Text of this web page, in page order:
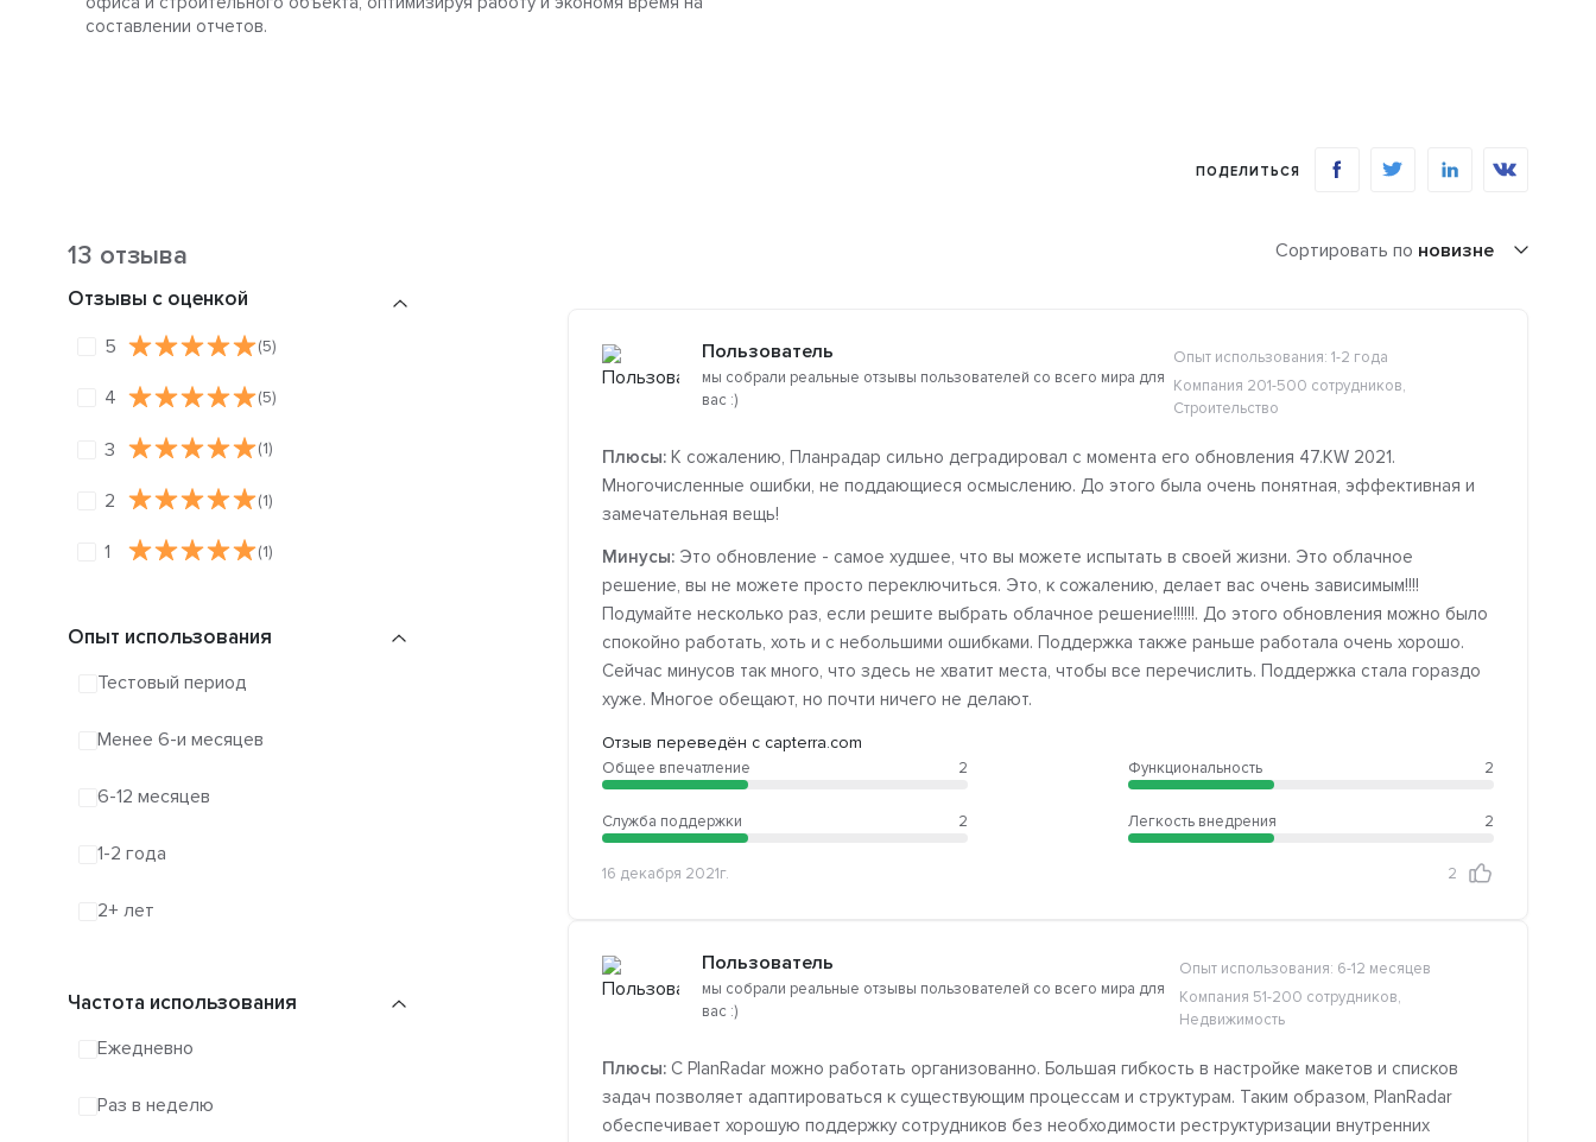
составлении отчетов.
ПОДЕЛИТЬСЯ
13 отзыва Сортировать по новизне
Отзывы с оценкой
5 (5)
4 (5)
3 (1)
2 (1)
1 (1)
Опыт использования
Тестовый период
Менее 6-и месяцев
6-12 месяцев
1-2 года
2+ лет
Частота использования
Ежедневно
Раз в неделю
Пользователь
мы собрали реальные отзывы пользователей со всего мира для
вас :)
Опыт использования: 1-2 года
Компания 201-500 сотрудников,
Строительство
Плюсы: К сожалению, Планрадар сильно деградировал с момента его обновления 47.KW 2021.
Многочисленные ошибки, не поддающиеся осмыслению. До этого была очень понятная, эффективная и
замечательная вещь!
Минусы: Это обновление - самое худшее, что вы можете испытать в своей жизни. Это облачное
решение, вы не можете просто переключиться. Это, к сожалению, делает вас очень зависимым!!!!
Подумайте несколько раз, если решите выбрать облачное решение!!!!!!. До этого обновления можно было
спокойно работать, хоть и с небольшими ошибками. Поддержка также раньше работала очень хорошо.
Сейчас минусов так много, что здесь не хватит места, чтобы все перечислить. Поддержка стала гораздо
хуже. Многое обещают, но почти ничего не делают.
Отзыв переведён с capterra.com
Общее впечатление 2
Служба поддержки 2
Функциональность 2
Легкость внедрения 2
16 декабря 2021г. 2
Пользователь
мы собрали реальные отзывы пользователей со всего мира для
вас :)
Опыт использования: 6-12 месяцев
Компания 51-200 сотрудников,
Недвижимость
Плюсы: С PlanRadar можно работать организованно. Большая гибкость в настройке макетов и списков
задач позволяет адаптироваться к существующим процессам и структурам. Таким образом, PlanRadar
обеспечивает хорошую поддержку сотрудников без необходимости реструктуризации внутренних